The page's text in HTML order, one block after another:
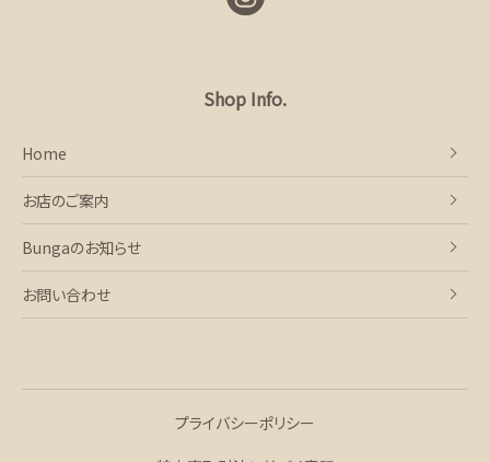
Shop Info.
Home
お店のご案内
Bungaのお知らせ
お問い合わせ
プライバシーポリシー